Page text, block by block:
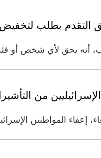
التقدم بطلب لتخفيض
أنه يحق لأي شخص أو
من
إعفاء المواطنين